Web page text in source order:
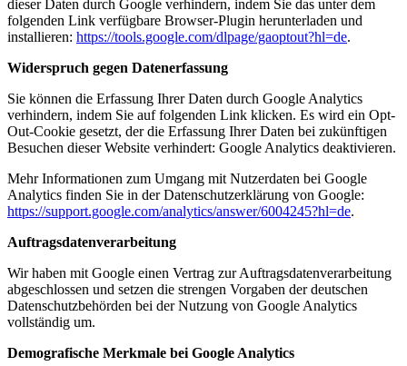
dieser Daten durch Google verhindern, indem Sie das unter dem
folgenden Link verfügbare Browser-Plugin herunterladen und
installieren: https://tools.google.com/dlpage/gaoptout?hl=de.
Widerspruch gegen Datenerfassung
Sie können die Erfassung Ihrer Daten durch Google Analytics
verhindern, indem Sie auf folgenden Link klicken. Es wird ein Opt-
Out-Cookie gesetzt, der die Erfassung Ihrer Daten bei zukünftigen
Besuchen dieser Website verhindert: Google Analytics deaktivieren.
Mehr Informationen zum Umgang mit Nutzerdaten bei Google
Analytics finden Sie in der Datenschutzerklärung von Google:
https://support.google.com/analytics/answer/6004245?hl=de.
Auftragsdatenverarbeitung
Wir haben mit Google einen Vertrag zur Auftragsdatenverarbeitung
abgeschlossen und setzen die strengen Vorgaben der deutschen
Datenschutzbehörden bei der Nutzung von Google Analytics
vollständig um.
Demografische Merkmale bei Google Analytics